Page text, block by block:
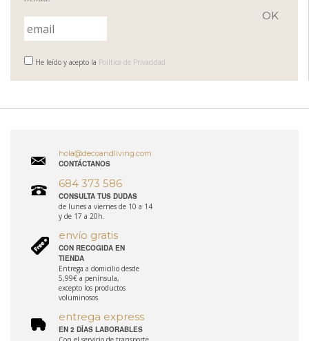
He leído y acepto la Política de Privacidad
hola@decoandliving.com
CONTÁCTANOS
684 373 586
CONSULTA TUS DUDAS
de lunes a viernes de 10 a 14
y de 17 a 20h.
envío gratis
CON RECOGIDA EN
TIENDA
Entrega a domicilio desde
5,99€ a península,
excepto los productos
voluminosos.
entrega express
EN 2 DÍAS LABORABLES